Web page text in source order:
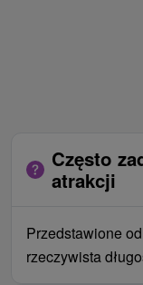
Często
atrakcji
Przedstawione
rzeczywista